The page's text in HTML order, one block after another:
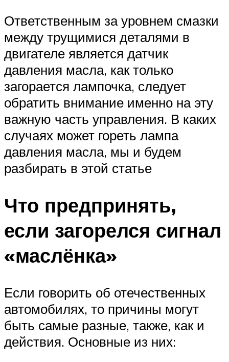
Ответственным за уровнем смазки
между трущимися деталями в
двигателе является датчик
давления масла, как только
загорается лампочка, следует
обратить внимание именно на эту
важную часть управления. В каких
случаях может гореть лампа
давления масла, мы и будем
разбирать в этой статье
Что предпринять,
если загорелся сигнал
«маслёнка»
Если говорить об отечественных
автомобилях, то причины могут
быть самые разные, также, как и
действия. Основные из них: